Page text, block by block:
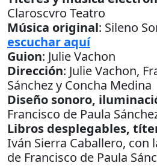
Claroscvro Teatro
Música original: Sileno
escuchar aquí
Guion: Julie Vachon
Dirección: Julie Vachon,
Sánchez y Concha Medina
Diseño sonoro,
Francisco de Paula
Libros desplegables,
Iván Sierra Caballero, con
de Francisco de Paula